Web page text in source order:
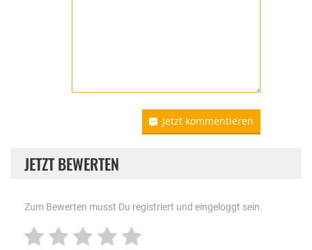
Jetzt kommentieren
JETZT BEWERTEN
Zum Bewerten musst Du registriert und eingeloggt sein.